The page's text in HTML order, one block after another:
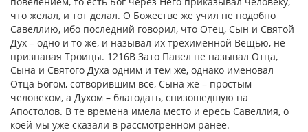
что желал, и тот делал. О Божестве же учил не подобно
Савеллию, ибо последний говорил, что Отец, Сын и Святой
Дух – одно и то же, и называл их трехименной Вещью, не
признавая Троицы. 1216В Зато Павел не называл Отца,
Сына и Святого Духа одним и тем же, однако именовал
Отца Богом, сотворившим все, Сына же – простым
человеком, а Духом – благодать, снизошедшую на
Апостолов. В те времена имела место и ересь Савеллия, о
коей мы уже сказали в рассмотренном ранее.